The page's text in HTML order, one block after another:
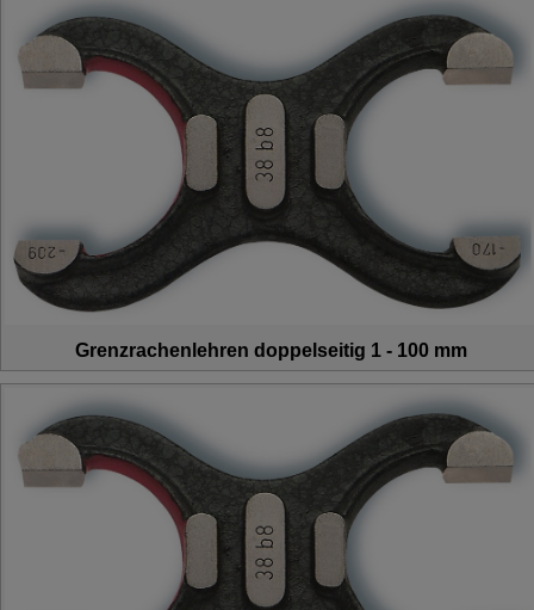
Grenzrachenlehren doppelseitig 1 - 100 mm